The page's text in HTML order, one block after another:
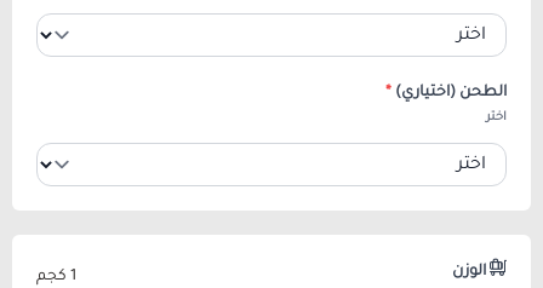
الطحن (اختياري) *
اختر
الوزن 1 كجم